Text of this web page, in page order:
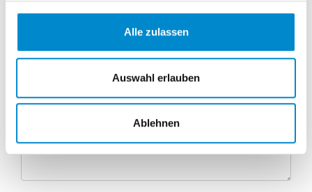
Alle zulassen
Auswahl erlauben
Ablehnen
Nachricht